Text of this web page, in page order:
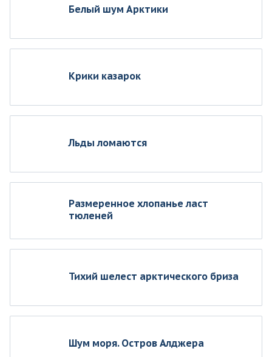
Белый шум Арктики
Крики казарок
Льды ломаются
Размеренное хлопанье ласт
тюленей
Тихий шелест арктического бриза
Шум моря. Остров Алджера